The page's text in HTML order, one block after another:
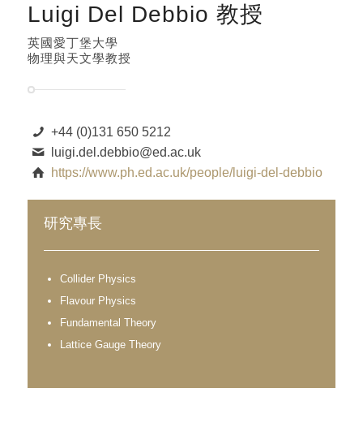
Luigi Del Debbio 教授
英國愛丁堡大學
物理與天文學教授
+44 (0)131 650 5212
luigi.del.debbio@ed.ac.uk
https://www.ph.ed.ac.uk/people/luigi-del-debbio
研究專長
Collider Physics
Flavour Physics
Fundamental Theory
Lattice Gauge Theory